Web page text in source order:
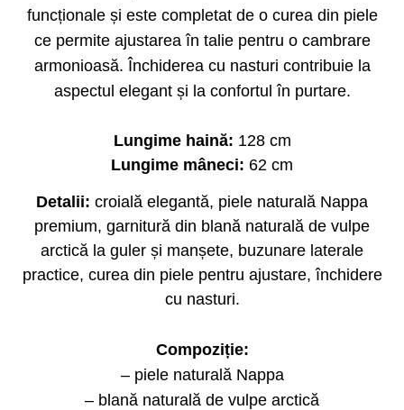
funcționale și este completat de o curea din piele
ce permite ajustarea în talie pentru o cambrare
armonioasă. Închiderea cu nasturi contribuie la
aspectul elegant și la confortul în purtare.
Lungime haină: 128 cm
Lungime mâneci: 62 cm
Detalii: croială elegantă, piele naturală Nappa
premium, garnitură din blană naturală de vulpe
arctică la guler și manșete, buzunare laterale
practice, curea din piele pentru ajustare, închidere
cu nasturi.
Compoziție:
– piele naturală Nappa
– blană naturală de vulpe arctică